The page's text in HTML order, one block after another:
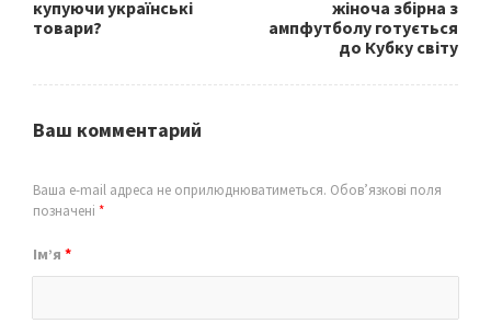
купуючи українські
товари?
жіноча збірна з
ампфутболу готується
до Кубку світу
Ваш комментарий
Ваша e-mail адреса не оприлюднюватиметься. Обов’язкові поля
позначені *
Ім’я *